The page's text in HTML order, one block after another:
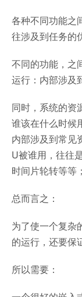
各种不同功能之
往涉及到任务的
不同的功能，之
运行：内部涉及
同时，系统的资
谁该在什么时候
内部涉及到常见
U被谁用，往往
时间片轮转等等；
总而言之：
为了使一个复杂
的运行，还要保
所以需要：